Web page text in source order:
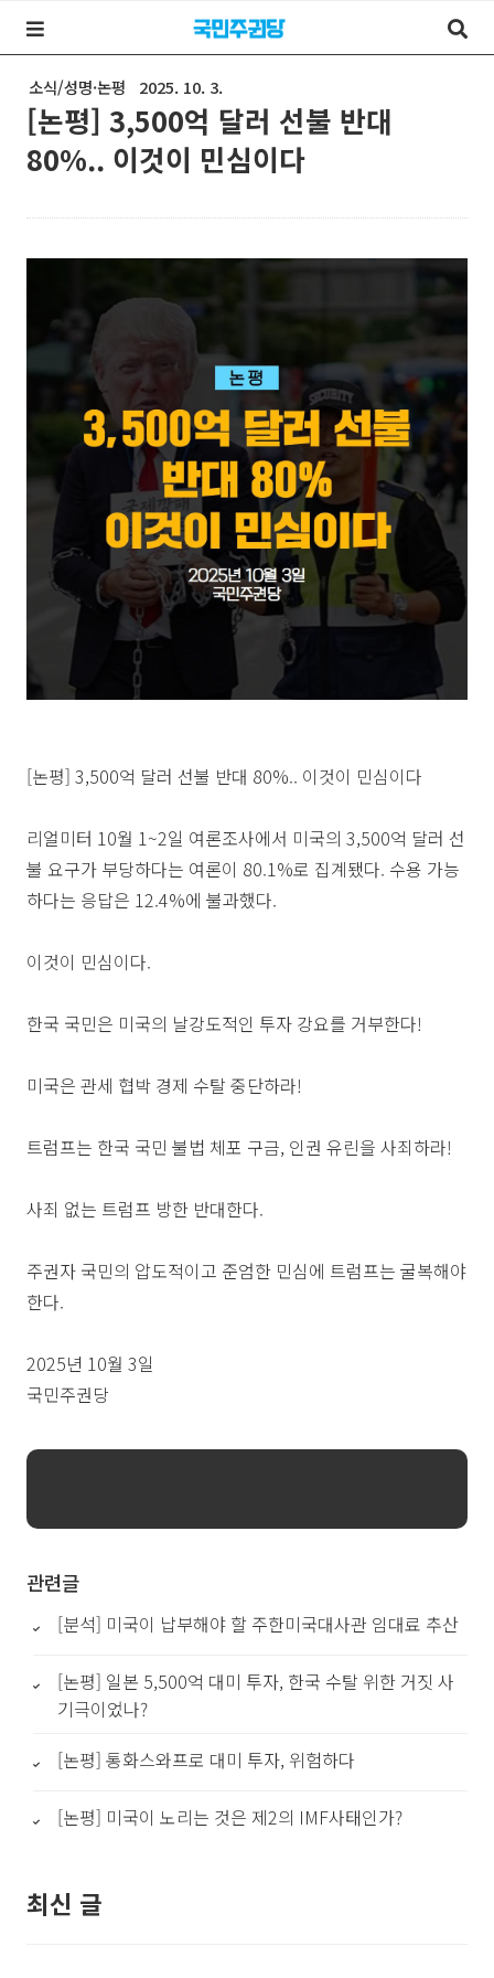
소식/성명·논평 2025. 10. 3.
[논평] 3,500억 달러 선불 반대
80%.. 이것이 민심이다
[논평] 3,500억 달러 선불 반대 80%.. 이것이 민심이다
리얼미터 10월 1~2일 여론조사에서 미국의 3,500억 달러 선
불 요구가 부당하다는 여론이 80.1%로 집계됐다. 수용 가능
하다는 응답은 12.4%에 불과했다.
이것이 민심이다.
한국 국민은 미국의 날강도적인 투자 강요를 거부한다!
미국은 관세 협박 경제 수탈 중단하라!
트럼프는 한국 국민 불법 체포 구금, 인권 유린을 사죄하라!
사죄 없는 트럼프 방한 반대한다.
주권자 국민의 압도적이고 준엄한 민심에 트럼프는 굴복해야
한다.
2025년 10월 3일
국민주권당
관련글
[분석] 미국이 납부해야 할 주한미국대사관 임대료 추산
[논평] 일본 5,500억 대미 투자, 한국 수탈 위한 거짓 사
기극이었나?
[논평] 통화스와프로 대미 투자, 위험하다
[논평] 미국이 노리는 것은 제2의 IMF사태인가?
최신 글